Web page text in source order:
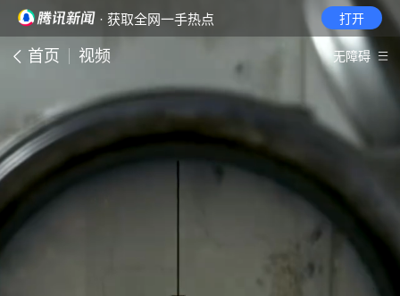
· 获取全网一手热点 打开
首页 视频 无障碍